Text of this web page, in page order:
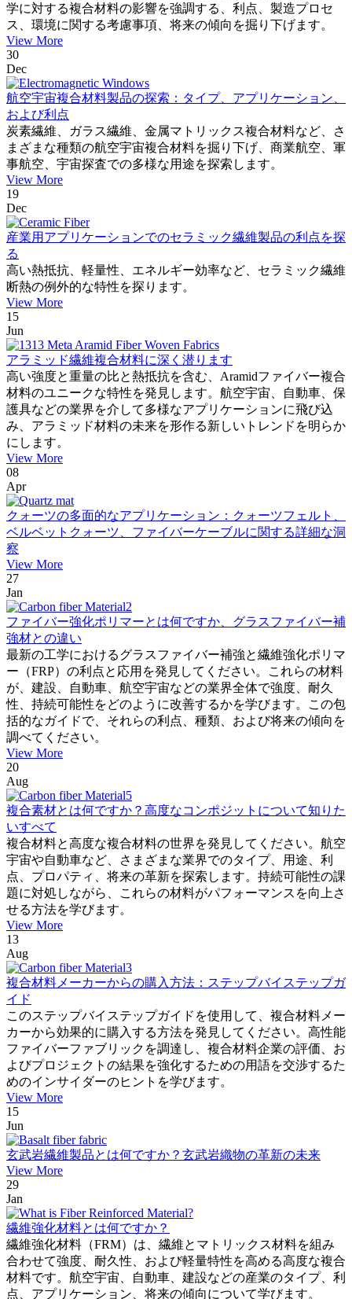
学に対する複合材料の影響を強調する、利点、製造プロセ
ス、環境に関する考慮事項、将来の傾向を掘り下げます。
View More
30
Dec
航空宇宙複合材料製品の探索：タイプ、アプリケーション、
および利点
炭素繊維、ガラス繊維、金属マトリックス複合材料など、さ
まざまな種類の航空宇宙複合材料を掘り下げ、商業航空、軍
事航空、宇宙探査での多様な用途を探索します。
View More
19
Dec
産業用アプリケーションでのセラミック繊維製品の利点を探
る
高い熱抵抗、軽量性、エネルギー効率など、セラミック繊維
断熱の例外的な特性を探ります。
View More
15
Jun
アラミッド繊維複合材料に深く潜ります
高い強度と重量の比と熱抵抗を含む、Aramidファイバー複合
材料のユニークな特性を発見します。航空宇宙、自動車、保
護具などの業界を介して多様なアプリケーションに飛び込
み、アラミッド材料の未来を形作る新しいトレンドを明らか
にします。
View More
08
Apr
クォーツの多面的なアプリケーション：クォーツフェルト、
ベルベットクォーツ、ファイバーケーブルに関する詳細な洞
察
View More
27
Jan
ファイバー強化ポリマーとは何ですか、グラスファイバー補
強材との違い
最新の工学におけるグラスファイバー補強と繊維強化ポリマ
ー（FRP）の利点と応用を発見してください。これらの材料
が、建設、自動車、航空宇宙などの業界全体で強度、耐久
性、持続可能性をどのように改善するかを学びます。この包
括的なガイドで、それらの利点、種類、および将来の傾向を
調べてください。
View More
20
Aug
複合素材とは何ですか？高度なコンポジットについて知りた
いすべて
複合材料と高度な複合材料の世界を発見してください。航空
宇宙や自動車など、さまざまな業界でのタイプ、用途、利
点、プロパティ、将来の革新を探索します。持続可能性の課
題に対処しながら、これらの材料がパフォーマンスを向上さ
せる方法を学びます。
View More
13
Aug
複合材料メーカーからの購入方法：ステップバイステップガ
イド
このステップバイステップガイドを使用して、複合材料メー
カーから効果的に購入する方法を発見してください。高性能
ファイバーファブリックを調達し、複合材料企業の評価、お
よびプロジェクトの結果を強化するための用語を交渉するた
めのインサイダーのヒントを学びます。
View More
15
Jun
玄武岩繊維製品とは何ですか？玄武岩織物の革新の未来
View More
29
Jan
繊維強化材料とは何ですか？
繊維強化材料（FRM）は、繊維とマトリックス材料を組み
合わせて強度、耐久性、および軽量特性を高める高度な複合
材料です。航空宇宙、自動車、建設などの産業のタイプ、利
点、アプリケーション、将来の傾向について学びます。